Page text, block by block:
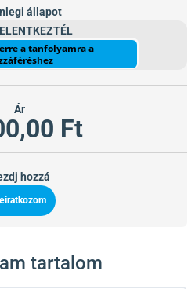
állapot
a tanfolyamra a
Ár
Ft
hozzá
tartalom